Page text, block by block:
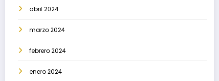
abril 2024
marzo 2024
febrero 2024
enero 2024